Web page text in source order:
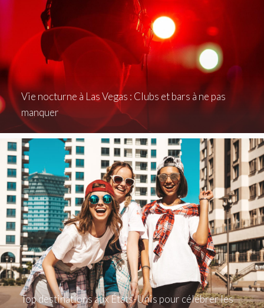
Vie nocturne à Las Vegas : Clubs et bars à ne pas
manquer
Top destinations aux États-Unis pour célébrer les